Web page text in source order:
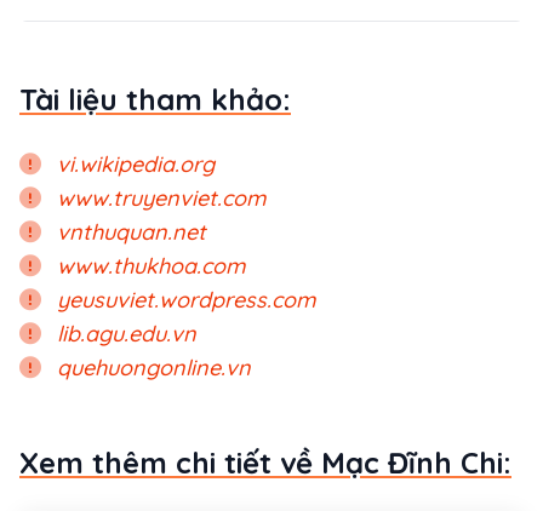
Tài liệu tham khảo:
vi.wikipedia.org
www.truyenviet.com
vnthuquan.net
www.thukhoa.com
yeusuviet.wordpress.com
lib.agu.edu.vn
quehuongonline.vn
Xem thêm chi tiết về Mạc Đĩnh Chi: